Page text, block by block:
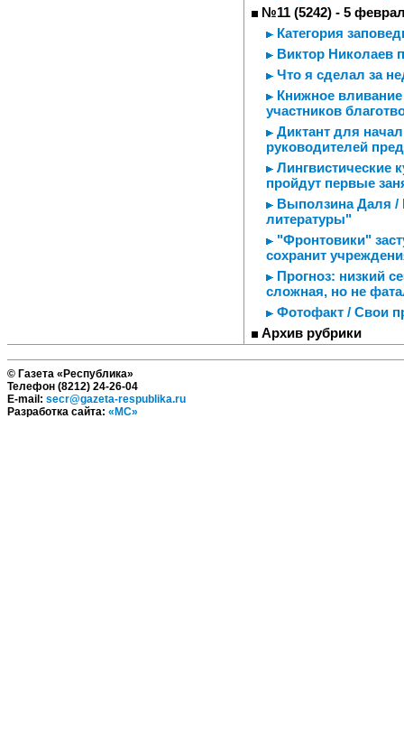
№11 (5242) - 5
Категория
Виктор Николаев
Что я сделал за
Книжное
участников
Диктант для
руководителей
Лингвистические
пройдут первые
Выползина Даля /
литературы"
"Фронтовики"
сохранит
Прогноз: низкий
сложная, но не
Фотофакт / Свои
Архив рубрики
© Газета «Республика»
Телефон (8212) 24-26-04
E-mail: secr@gazeta-respublika.ru
Разработка сайта: «МС»